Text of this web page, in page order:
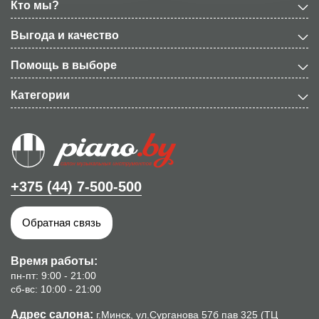
Кто мы?
Выгода и качество
Помощь в выборе
Категории
+375 (44) 7-500-500
Обратная связь
Время работы:
пн-пт: 9:00 - 21:00
сб-вс: 10:00 - 21:00
Адрес салона: г.Минск, ул.Сурганова 57б пав 325 (ТЦ